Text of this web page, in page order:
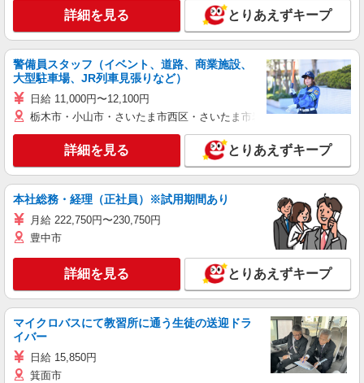
詳細を見る とりあえずキープ
警備員スタッフ（イベント、道路、商業施設、
大型駐車場、JR列車見張りなど）
日給 11,000円〜12,100円
栃木市・小山市・さいたま市西区・さいたま市岩槻区・久喜市・蓮田
詳細を見る とりあえずキープ
本社総務・経理（正社員）※試用期間あり
月給 222,750円〜230,750円
豊中市
詳細を見る とりあえずキープ
マイクロバスにて教習所に通う生徒の送迎ドラ
イバー
日給 15,850円
箕面市